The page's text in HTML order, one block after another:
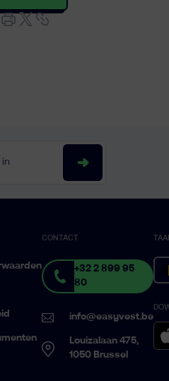
CONTACT
+32 2 899 95
80
info@easyvest.be
Louizalaan 475,
1050 Brussel